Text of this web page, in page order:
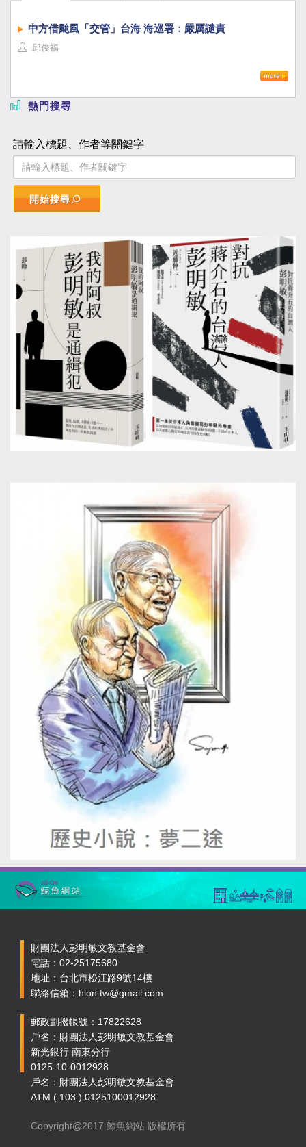
中方借颱風「交管」台海 海巡署：嚴厲譴責
邱俊福
熱門搜尋
請輸入標題、作者等關鍵字
開始搜尋
財團法人彭明敏文教基金會
電話：02-25175680
地址：台北市松江路9號14樓
聯絡信箱：hion.tw@gmail.com
郵政劃撥帳號：17822628
戶名：財團法人彭明敏文教基金會
新光銀行 南東分行
0125-10-0012928
戶名：財團法人彭明敏文教基金會
ATM ( 103 ) 0125100012928
Copyright@2017 鯨魚網站 版權所有